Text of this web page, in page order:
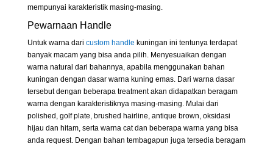
mempunyai karakteristik masing-masing.
Pewarnaan Handle
Untuk warna dari custom handle kuningan ini tentunya terdapat
banyak macam yang bisa anda pilih. Menyesuaikan dengan
warna natural dari bahannya, apabila menggunakan bahan
kuningan dengan dasar warna kuning emas. Dari warna dasar
tersebut dengan beberapa treatment akan didapatkan beragam
warna dengan karakteristiknya masing-masing. Mulai dari
polished, golf plate, brushed hairline, antique brown, oksidasi
hijau dan hitam, serta warna cat dan beberapa warna yang bisa
anda request. Dengan bahan tembagapun juga tersedia beragam